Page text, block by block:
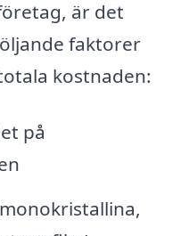
är det
faktorer
kostnaden:
på